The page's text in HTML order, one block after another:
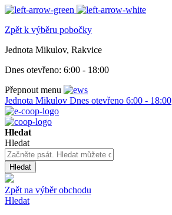
Zpět k výběru pobočky
Jednota Mikulov, Rakvice
Dnes otevřeno: 6:00 - 18:00
Přepnout menu
Jednota Mikulov Dnes otevřeno 6:00 - 18:00
Hledat
Hledat
Hledat
Zpět na výběr obchodu
Hledat